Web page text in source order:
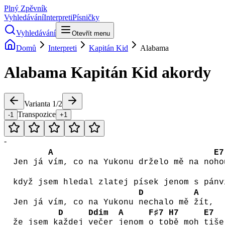
Plný Zpěvník
VyhledáváníInterpretiPísničky
Vyhledávání
Otevřít menu
Domů Interpreti Kapitán Kid Alabama
Alabama Kapitán Kid akordy
Varianta 1/2
-1 Transpozice +1
-
Jen já
A
vím, co na Yukonu drželo mě na no
E7
když jsem hledal zlatej písek jenom s
Jen já vím, co na Yukonu
D
nechalo mě
A
žít,
že jsem k
D
aždej
Ddim
večer
A
jenom
F♯7
o to
H7
bě moh
E7
tiše